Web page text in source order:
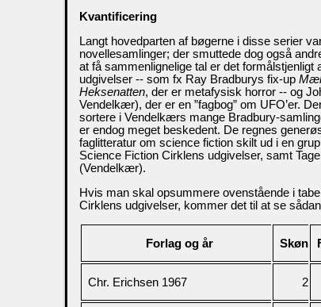
Kvantificering
Langt hovedparten af bøgerne i disse serier
novellesamlinger; der smuttede dog også
at få sammenlignelige tal er det formålstjenligt
udgivelser -- som fx Ray Bradburys fix-up
Heksenatten, der er metafysisk horror -- og
Vendelkær), der er en ”fagbog” om UFO’er.
sortere i Vendelkærs mange Bradbury-
er endog meget beskedent. De regnes
faglitteratur om science fiction skilt ud i en
Science Fiction Cirklens udgivelser, samt
(Vendelkær).
Hvis man skal opsummere ovenstående i
Cirklens udgivelser, kommer det til at se
Forlag og år Skøn
Chr. Erichsen 1967 2